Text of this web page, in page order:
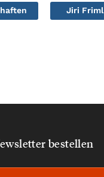
Jiri Friml
bestellen